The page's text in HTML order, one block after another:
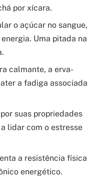
por xícara.
o açúcar no sangue,
Uma pitada na
calmante, a erva-
a fadiga associada
suas propriedades
lidar com o estresse
a resistência física
energético.